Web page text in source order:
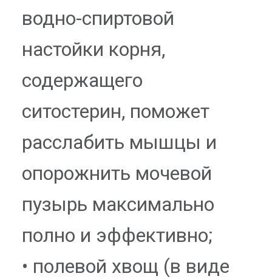
водно-спиртовой
настойки корня,
содержащего
ситостерин, поможет
расслабить мышцы и
опорожнить мочевой
пузырь максимально
полно и эффективно;
• полевой хвощ (в виде